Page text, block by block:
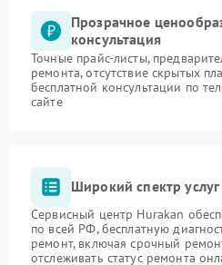
Прозрачное
консультация
Точные прайс-листы,
ремонта, отсутствие скрытых
бесплатной консультации по
сайте
Широкий спектр услуг
Сервисный центр Hurakan
по всей РФ, бесплатную
ремонт, включая срочный
отслеживать статус ремонта